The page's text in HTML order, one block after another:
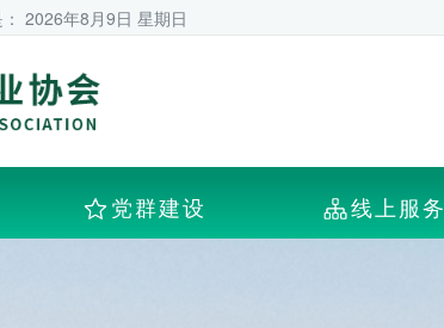
2026年8月9日 星期日
党群建设 线上服务